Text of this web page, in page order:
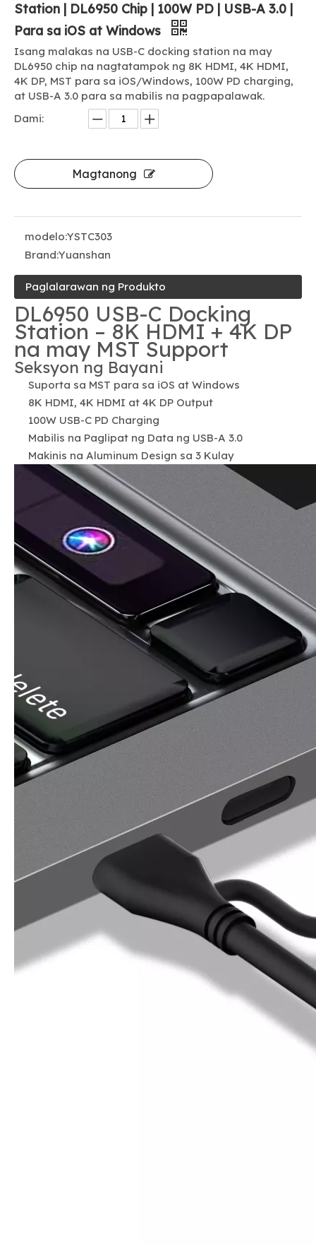
Station | DL6950 Chip | 100W PD | USB-A 3.0 |
Para sa iOS at Windows
Isang malakas na USB-C docking station na may
DL6950 chip na nagtatampok ng 8K HDMI, 4K HDMI,
4K DP, MST para sa iOS/Windows, 100W PD charging,
at USB-A 3.0 para sa mabilis na pagpapalawak.
Dami:
Magtanong
modelo:YSTC303
Brand:Yuanshan
Paglalarawan ng Produkto
DL6950 USB-C Docking
Station – 8K HDMI + 4K DP
na may MST Support
Seksyon ng Bayani
Suporta sa MST para sa iOS at Windows
8K HDMI, 4K HDMI at 4K DP Output
100W USB-C PD Charging
Mabilis na Paglipat ng Data ng USB-A 3.0
Makinis na Aluminum Design sa 3 Kulay